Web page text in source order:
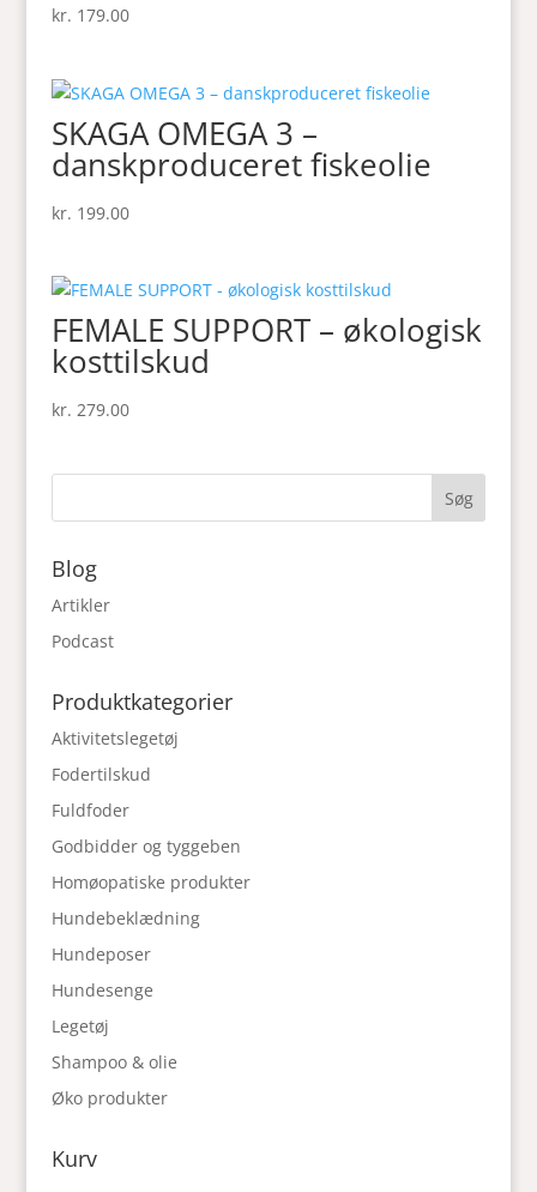
kr. 179.00
SKAGA OMEGA 3 –
danskproduceret fiskeolie
kr. 199.00
FEMALE SUPPORT – økologisk
kosttilskud
kr. 279.00
Blog
Artikler
Podcast
Produktkategorier
Aktivitetslegetøj
Fodertilskud
Fuldfoder
Godbidder og tyggeben
Homøopatiske produkter
Hundebeklædning
Hundeposer
Hundesenge
Legetøj
Shampoo & olie
Øko produkter
Kurv